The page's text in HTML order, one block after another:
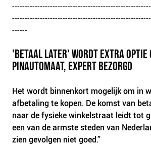
------
'BETAAL LATER' WORDT EXTRA OPTIE
PINAUTOMAAT, EXPERT BEZORGD
Het wordt binnenkort mogelijk om in
afbetaling te kopen. De komst van
naar de fysieke winkelstraat leidt tot
een van de armste steden van
zien gevolgen niet goed.”